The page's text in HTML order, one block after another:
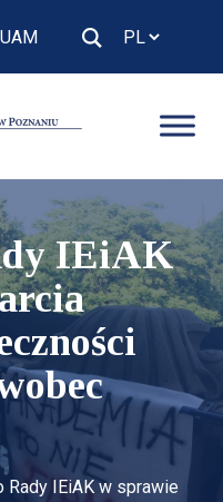
IEiAK
Rady IEiAK w sprawie